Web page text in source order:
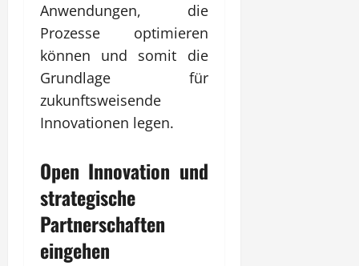
Anwendungen, die
Prozesse optimieren
können und somit die
Grundlage für
zukunftsweisende
Innovationen legen.
Open Innovation und
strategische
Partnerschaften
eingehen